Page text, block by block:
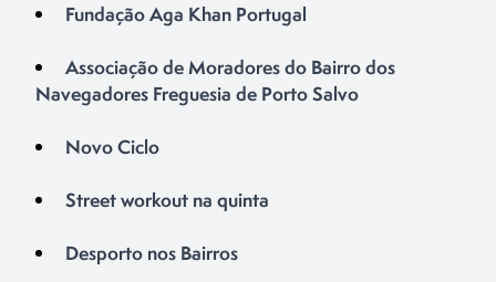
Fundação Aga Khan Portugal
Associação de Moradores do Bairro dos
Navegadores Freguesia de Porto Salvo
Novo Ciclo
Street workout na quinta
Desporto nos Bairros